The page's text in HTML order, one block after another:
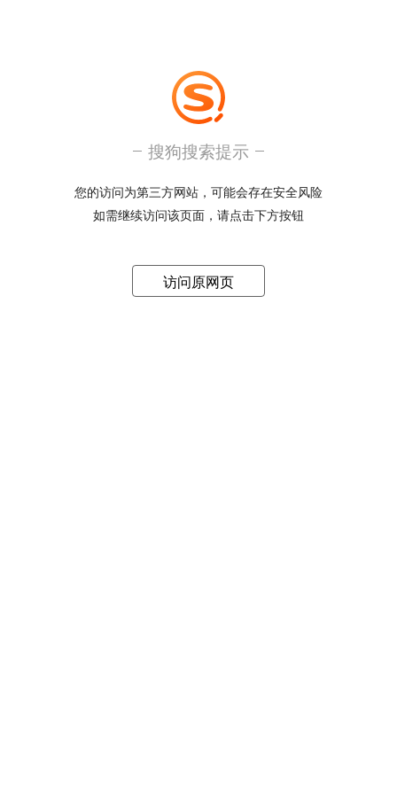
搜狗搜索提示
您的访问为第三方网站，可能会存在安全风险
如需继续访问该页面，请点击下方按钮
访问原网页